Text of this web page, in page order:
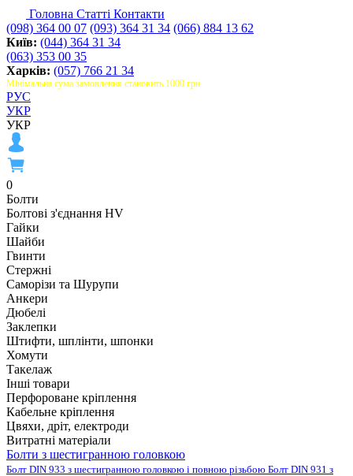
Головна Статті Контакти
(098) 364 00 07 (093) 364 31 34 (066) 884 13 62
Київ: (044) 364 31 34
(063) 353 00 35
Харків: (057) 766 21 34
Мінімальна сума замовлення становить 1000 грн
РУС
УКР
УКР
0
Болти
Болтові з'єднання HV
Гайки
Шайби
Гвинти
Стержні
Саморізи та Шурупи
Анкери
Дюбелі
Заклепки
Штифти, шплінти, шпонки
Хомути
Такелаж
Інші товари
Перфороване кріплення
Кабельне кріплення
Цвяхи, дріт, електроди
Витратні матеріали
Болти з шестигранною головкою
Болт DIN 933 з шестигранною головкою і повною різьбою Болт DIN 931 з